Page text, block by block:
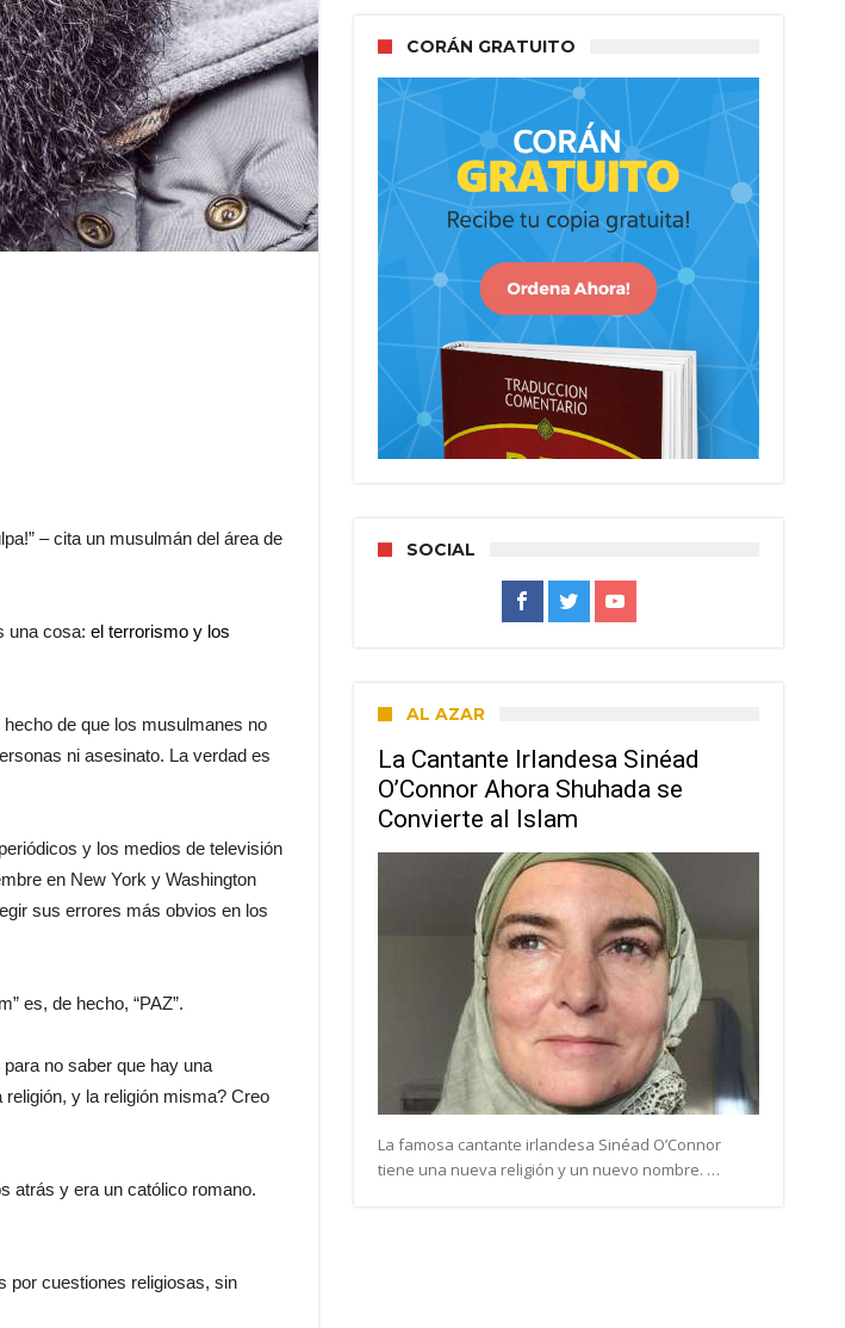
– cita un musulmán del área de
una cosa: el terrorismo y los
de que los musulmanes no
ni asesinato. La verdad es
y los medios de televisión
en New York y Washington
sus errores más obvios en los
es, de hecho, “PAZ”.
no saber que hay una
y la religión misma? Creo
atrás y era un católico romano.
por cuestiones religiosas, sin
CORÁN GRATUITO
SOCIAL
AL AZAR
La Cantante Irlandesa Sinéad
O’Connor Ahora Shuhada se
Convierte al Islam
La famosa cantante irlandesa Sinéad O’Connor
tiene una nueva religión y un nuevo nombre. …